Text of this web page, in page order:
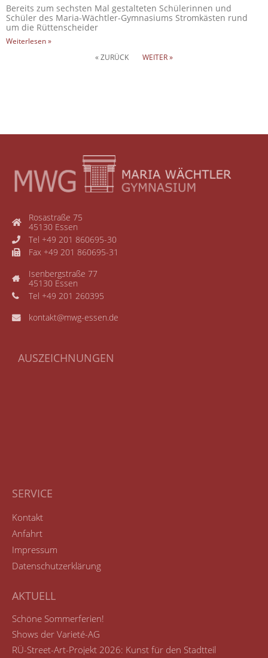
Bereits zum sechsten Mal gestalteten Schülerinnen und
Schüler des Maria-Wächtler-Gymnasiums Stromkästen rund
um die Rüttenscheider
Weiterlesen »
« ZURÜCK
WEITER »
Rosastraße 75
45130 Essen
Tel +49 201 860695-30
Fax +49 201 860695-31
Isenbergstraße 77
45130 Essen
Tel +49 201 260395
kontakt@mwg-essen.de
AUSZEICHNUNGEN
SERVICE
Kontakt
Anfahrt
Impressum
Datenschutzerklärung
AKTUELL
Schöne Sommerferien!
Shows der Varieté-AG
RÜ-Street-Art-Projekt 2026: Kunst für den Stadtteil